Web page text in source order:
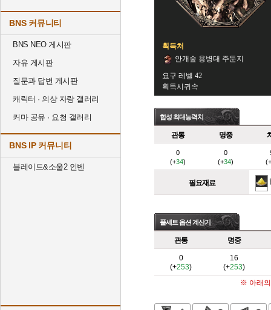
BNS 커뮤니티
BNS NEO 게시판
자유 게시판
질문과 답변 게시판
캐릭터 · 의상 자랑 갤러리
커마 공유 · 요청 갤러리
BNS IP 커뮤니티
블레이드&소울2 인벤
획득처
안개숲 용병대 주둔지
요구 레벨 42
획득시귀속
합성 최대능력치
관통 명중
0
(+34)
0
(+34)
(+
필요재료
풀세트 옵션 계산기
관통 명중
0
(+253)
16
(+253)
※ 아래의